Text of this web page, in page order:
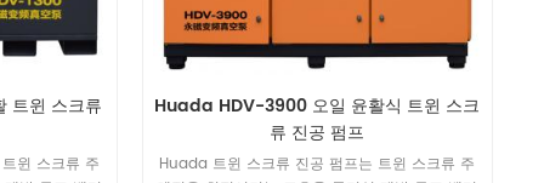
트윈 스크류
윈 스크류 주
Huada HDV-3900 오일 윤활식 트윈 스크
류 진공 펌프
Huada 트윈 스크류 진공 펌프는 트윈 스크류 주